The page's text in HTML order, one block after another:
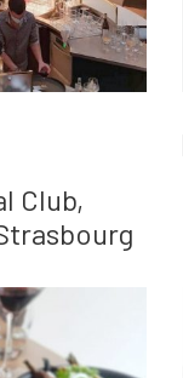
Club,